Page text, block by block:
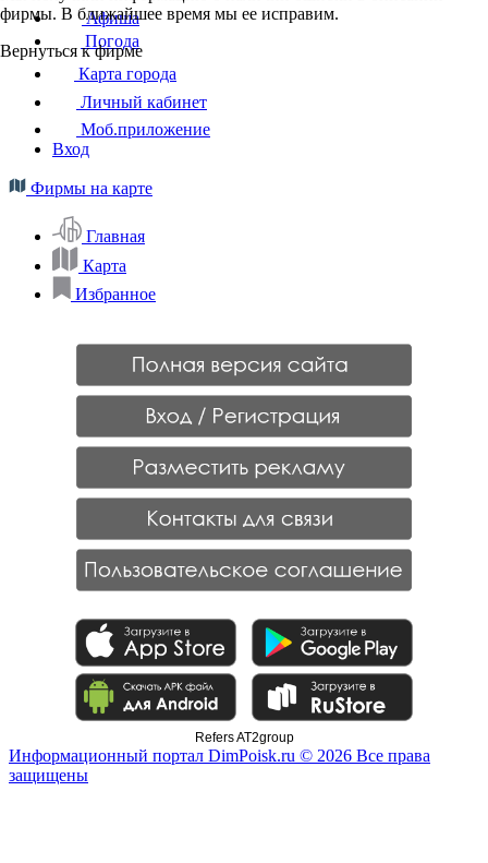
фирмы. В ближайшее время мы ее исправим.
Вернуться к фирме
Афиша
Погода
Карта города
Личный кабинет
Моб.приложение
Вход
Фирмы на карте
Главная
Карта
Избранное
Refers AT2group
Информационный портал DimPoisk.ru © 2026 Все права
защищены